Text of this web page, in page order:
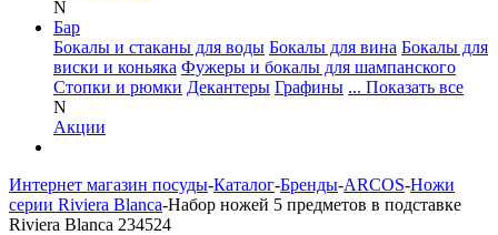
N
Бар
Бокалы и стаканы для воды Бокалы для вина Бокалы для
виски и коньяка Фужеры и бокалы для шампанского
Стопки и рюмки Декантеры Графины ... Показать все
N
Акции
Интернет магазин посуды-Каталог-Бренды-ARCOS-Ножи
серии Riviera Blanca-Набор ножей 5 предметов в подставке
Riviera Blanca 234524